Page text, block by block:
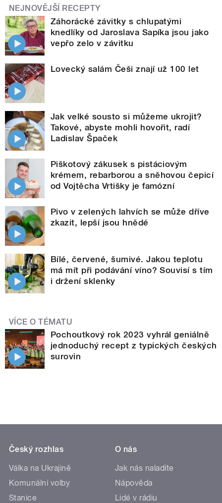
NEJNOVĚJŠÍ RECEPTY
Záhorácké závitky s chlupatými
knedlíky od Jaroslava Sapíka jsou jako
vepřo zelo v závitku
Lovecký salám Češi znají už 100 let
Jak velké sousto si můžeme ukrojit?
Takové, abyste mohli hovořit, radí
Ladislav Špaček
Piškotový zákusek s pistáciovým
krémem, rebarborou a sněhovou čepicí
od Vojtěcha Vrtišky je famózní
Pivo v zelených lahvích se může dříve
zkazit, lepší jsou hnědé
Bílé, červené, šumivé. Jakou teplotu
má mít při podávání víno? Souvisí s tím
i držení sklenky
VÍCE O TÉMATU
Pochoutkový rok 2023 vyhrál geniálně
jednoduchý recept z typických českých
surovin
Český rozhlas
Válka na Ukrajině
Komunální volby
Stanice
O nás
Jak nás naladíte
Nápověda
Lidé v rádiu